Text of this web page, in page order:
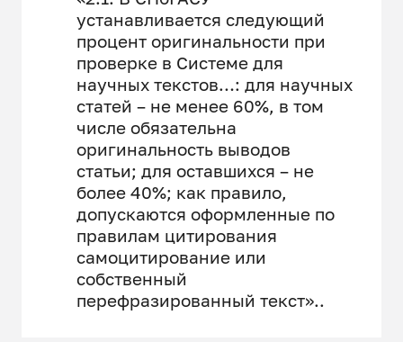
устанавливается следующий
процент оригинальности при
проверке в Системе для
научных текстов…: для научных
статей – не менее 60%, в том
числе обязательна
оригинальность выводов
статьи; для оставшихся – не
более 40%; как правило,
допускаются оформленные по
правилам цитирования
самоцитирование или
собственный
перефразированный текст»..